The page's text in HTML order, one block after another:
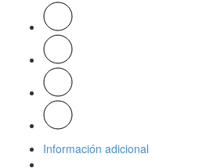
Información adicional